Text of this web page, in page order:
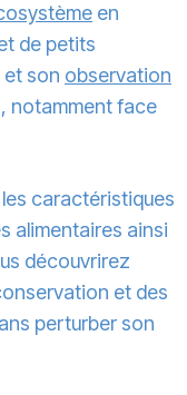
en
de petits
son observation
notamment face
caractéristiques
alimentaires ainsi
découvrirez
et des
perturber son